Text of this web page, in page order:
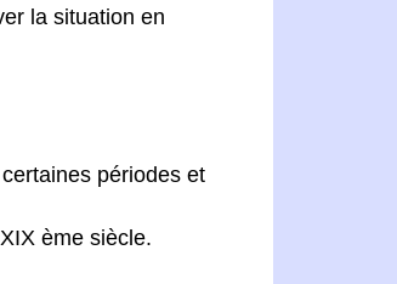
la situation en
périodes et
ème siècle.